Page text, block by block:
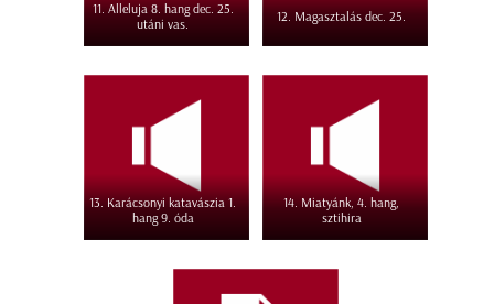
11. Alleluja 8. hang dec. 25.
utáni vas.
12. Magasztalás dec. 25.
13. Karácsonyi katavászia 1.
hang 9. óda
14. Miatyánk, 4. hang,
sztihira